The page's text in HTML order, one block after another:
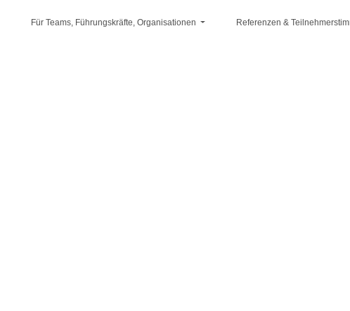
Für Teams, Führungskräfte, Organisationen Referenzen &